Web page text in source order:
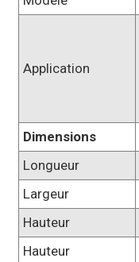
Application
Dimensions
Longueur
Largeur
Hauteur
Hauteur